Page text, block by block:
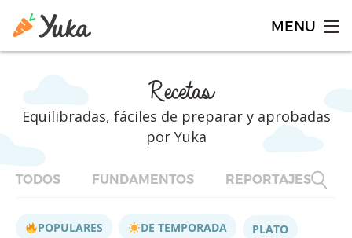
Recetas
Equilibradas, fáciles de preparar y aprobadas
por Yuka
TODOS FUNDAMENTOS REPORTAJES
POPULARES DE TEMPORADA PLATO